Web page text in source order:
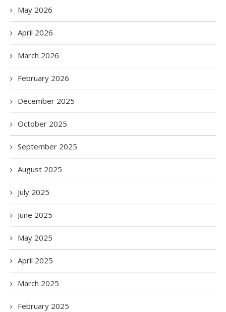
May 2026
April 2026
March 2026
February 2026
December 2025
October 2025
September 2025
August 2025
July 2025
June 2025
May 2025
April 2025
March 2025
February 2025